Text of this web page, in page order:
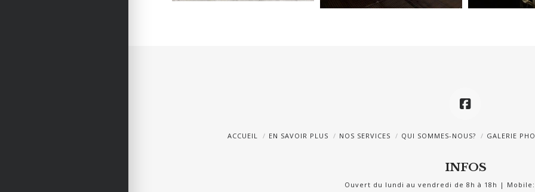
ACCUEIL EN SAVOIR PLUS NOS SERVICES QUI SOMMES-NOUS? GALERIE
INFOS
Ouvert du lundi au vendredi de 8h à 18h | Mobile: